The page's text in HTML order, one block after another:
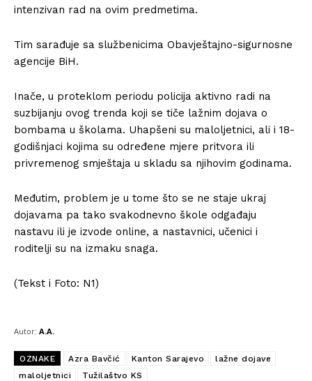
intenzivan rad na ovim predmetima.
Tim sarađuje sa službenicima Obavještajno-sigurnosne
agencije BiH.
Inače, u proteklom periodu policija aktivno radi na
suzbijanju ovog trenda koji se tiče lažnim dojava o
bombama u školama. Uhapšeni su maloljetnici, ali i 18-
godišnjaci kojima su određene mjere pritvora ili
privremenog smještaja u skladu sa njihovim godinama.
Međutim, problem je u tome što se ne staje ukraj
dojavama pa tako svakodnevno škole odgađaju
nastavu ili je izvode online, a nastavnici, učenici i
roditelji su na izmaku snaga.
(Tekst i Foto: N1)
Autor: A.A.
OZNAKE Azra Bavčić Kanton Sarajevo
lažne dojave
maloljetnici
Tužilaštvo KS